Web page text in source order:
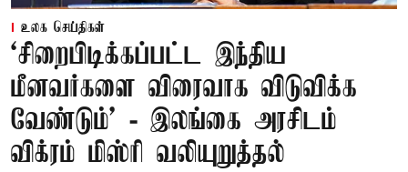
உலக செய்திகள்
‘சிறைபிடிக்கப்பட்ட இந்திய
மீனவர்களை விரைவாக விடுவிக்க
வேண்டும்' - இலங்கை அரசிடம்
விக்ரம் மிஸ்ரி வலியுறுத்தல்